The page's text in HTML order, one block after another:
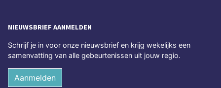
NIEUWSBRIEF AANMELDEN
Schrijf je in voor onze nieuwsbrief en krijg wekelijks een
samenvatting van alle gebeurtenissen uit jouw regio.
Aanmelden